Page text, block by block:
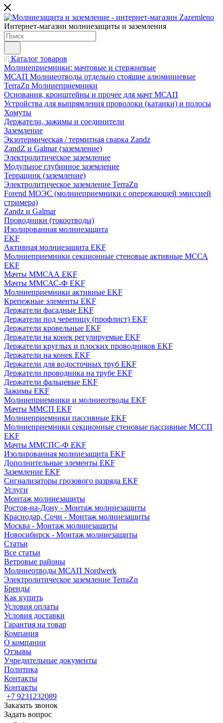
Интернет-магазин молниезащиты и заземления
Каталог товаров
Молниеприемники: мачтовые и стержневые
МСАП Молниеотводы отдельно стоящие алюминиевые
TerraZn Молниеприемники
Основания, кронштейны и прочее для мачт МСАП
Устройства для выпрямления проволоки (катанки) и полосы
Хомуты
Держатели, зажимы и соединители
Заземление
Экзотермическая / термитная сварка Zandz
ZandZ и Galmar (заземление)
Электролитическое заземление
Модульное глубинное заземление
Террацинк (заземление)
Электролитическое заземление TerraZn
Forend МОЭС (молниеприемники с опережающей эмиссией
стримера)
Zandz и Galmar
Проводники (токоотводы)
Изолированная молниезащита
EKF
Активная молниезащита EKF
Молниеприемники секционные стеновые активные МССА
EKF
Мачты ММСАА EKF
Мачты ММСАС-Ф EKF
Молниеприемники активные EKF
Крепежные элементы EKF
Держатели фасадные EKF
Держатели под черепицу (профлист) EKF
Держатели кровельные EKF
Держатели на конек регулируемые EKF
Держатели круглых и плоских проводников EKF
Держатели на конек EKF
Держатели для водосточных труб EKF
Держатели проводника на трубе EKF
Держатели фальцевые EKF
Зажимы EKF
Молниеприемники и молниеотводы EKF
Мачты ММСП EKF
Молниеприемники пассивные EKF
Молниеприемники секционные стеновые пассивные МССП
EKF
Мачты ММСПС-Ф EKF
Изолированная молниезащита EKF
Дополнительные элементы EKF
Заземление EKF
Сигнализаторы грозового разряда EKF
Услуги
Монтаж молниезащиты
Ростов-на-Дону - Монтаж молниезащиты
Краснодар, Сочи - Монтаж молниезащиты
Москва - Монтаж молниезащиты
Новосибирск - Монтаж молниезащиты
Статьи
Все статьи
Ветровые районы
Молниеотводы МСАП Nordwerk
Электролитическое заземление TerraZn
Бренды
Как купить
Условия оплаты
Условия доставки
Гарантия на товар
Компания
О компании
Отзывы
Учредительные документы
Политика
Контакты
Контакты
+7 9231232089
Заказать звонок
Задать вопрос